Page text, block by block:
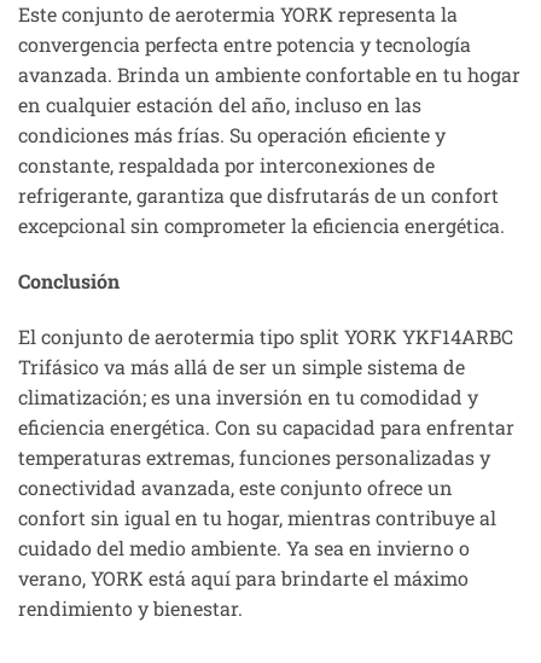
Este conjunto de aerotermia YORK representa la
convergencia perfecta entre potencia y tecnología
avanzada. Brinda un ambiente confortable en tu hogar
en cualquier estación del año, incluso en las
condiciones más frías. Su operación eficiente y
constante, respaldada por interconexiones de
refrigerante, garantiza que disfrutarás de un confort
excepcional sin comprometer la eficiencia energética.
Conclusión
El conjunto de aerotermia tipo split YORK YKF14ARBC
Trifásico va más allá de ser un simple sistema de
climatización; es una inversión en tu comodidad y
eficiencia energética. Con su capacidad para enfrentar
temperaturas extremas, funciones personalizadas y
conectividad avanzada, este conjunto ofrece un
confort sin igual en tu hogar, mientras contribuye al
cuidado del medio ambiente. Ya sea en invierno o
verano, YORK está aquí para brindarte el máximo
rendimiento y bienestar.